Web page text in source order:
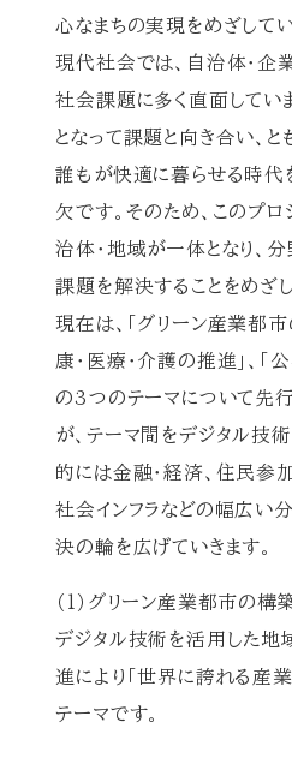
心なまちの実現をめざしてい
現代社会では、自治体・企
社会課題に多く直面してい
となって課題と向き合い、
誰もが快適に暮らせる時代
欠です。そのため、このプロ
治体・地域が一体となり、
課題を解決することをめざ
現在は、「グリーン産業都市
康・医療・介護の推進」、「
の3つのテーマについて先
が、テーマ間をデジタル技
的には金融・経済、住民参加
社会インフラなどの幅広い
決の輪を広げていきます。
（1）グリーン産業都市の構
デジタル技術を活用した
進により「世界に誇れる産
テーマです。